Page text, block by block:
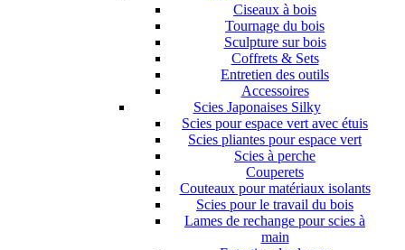
Ciseaux à bois
Tournage du bois
Sculpture sur bois
Coffrets & Sets
Entretien des outils
Accessoires
Scies Japonaises Silky
Scies pour espace vert avec étuis
Scies pliantes pour espace vert
Scies à perche
Couperets
Couteaux pour matériaux isolants
Scies pour le travail du bois
Lames de rechange pour scies à
main